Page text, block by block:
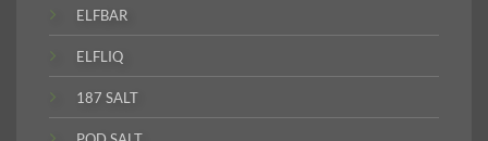
ELFBAR
ELFLIQ
187 SALT